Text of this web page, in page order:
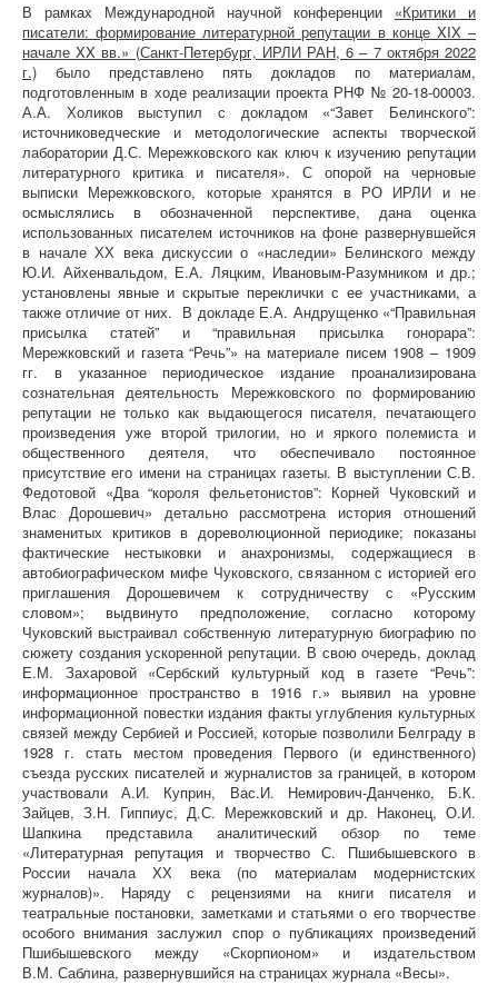
В рамках Международной научной конференции «Критики и
писатели: формирование литературной репутации в конце XIX –
начале XX вв.» (Санкт-Петербург, ИРЛИ РАН, 6 – 7 октября 2022
г.) было представлено пять докладов по материалам,
подготовленным в ходе реализации проекта РНФ № 20-18-00003.
А.А. Холиков выступил с докладом «“Завет Белинского”:
источниковедческие и методологические аспекты творческой
лаборатории Д.С. Мережковского как ключ к изучению репутации
литературного критика и писателя». С опорой на черновые
выписки Мережковского, которые хранятся в РО ИРЛИ и не
осмыслялись в обозначенной перспективе, дана оценка
использованных писателем источников на фоне развернувшейся
в начале ХХ века дискуссии о «наследии» Белинского между
Ю.И. Айхенвальдом, Е.А. Ляцким, Ивановым-Разумником и др.;
установлены явные и скрытые переклички с ее участниками, а
также отличие от них. В докладе Е.А. Андрущенко «“Правильная
присылка статей” и “правильная присылка гонорара”:
Мережковский и газета “Речь”» на материале писем 1908 – 1909
гг. в указанное периодическое издание проанализирована
сознательная деятельность Мережковского по формированию
репутации не только как выдающегося писателя, печатающего
произведения уже второй трилогии, но и яркого полемиста и
общественного деятеля, что обеспечивало постоянное
присутствие его имени на страницах газеты. В выступлении С.В.
Федотовой «Два “короля фельетонистов”: Корней Чуковский и
Влас Дорошевич» детально рассмотрена история отношений
знаменитых критиков в дореволюционной периодике; показаны
фактические нестыковки и анахронизмы, содержащиеся в
автобиографическом мифе Чуковского, связанном с историей его
приглашения Дорошевичем к сотрудничеству с «Русским
словом»; выдвинуто предположение, согласно которому
Чуковский выстраивал собственную литературную биографию по
сюжету создания ускоренной репутации. В свою очередь, доклад
Е.М. Захаровой «Сербский культурный код в газете “Речь”:
информационное пространство в 1916 г.» выявил на уровне
информационной повестки издания факты углубления культурных
связей между Сербией и Россией, которые позволили Белграду в
1928 г. стать местом проведения Первого (и единственного)
съезда русских писателей и журналистов за границей, в котором
участвовали А.И. Куприн, Вас.И. Немирович-Данченко, Б.К.
Зайцев, З.Н. Гиппиус, Д.С. Мережковский и др. Наконец, О.И.
Шапкина представила аналитический обзор по теме
«Литературная репутация и творчество С. Пшибышевского в
России начала ХХ века (по материалам модернистских
журналов)». Наряду с рецензиями на книги писателя и
театральные постановки, заметками и статьями о его творчестве
особого внимания заслужил спор о публикациях произведений
Пшибышевского между «Скорпионом» и издательством
В.М. Саблина, развернувшийся на страницах журнала «Весы».